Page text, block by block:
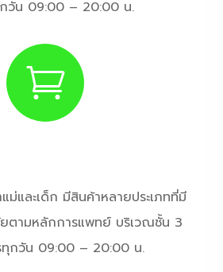
วัน 09:00 – 20:00 น.

ม่และเด็ก มีสินค้าหลายประเภทที่มี
ตามหลักการแพทย์ บริเวณชั้น 3
ทุกวัน 09:00 – 20:00 น.